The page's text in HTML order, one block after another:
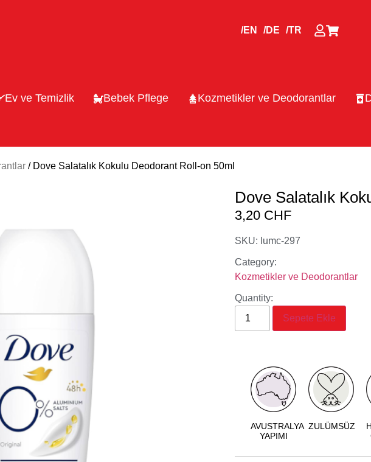
/EN /DE /TR
Ev ve Temizlik Bebek Pflege Kozmetikler ve Deodorantlar
/ Dove Salatalık Kokulu Deodorant Roll-on 50ml
Dove Salatalık
3,20 CHF
SKU: lumc-297
Category:
Kozmetikler ve Deodorantlar
Quantity:
Sepete Ekle
AVUSTRALYA
YAPIMI
ZULÜMSÜZ